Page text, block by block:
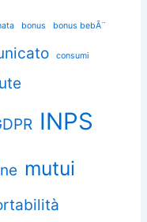
bonus bonus bebÃ¨
consumi
INPS
mutui